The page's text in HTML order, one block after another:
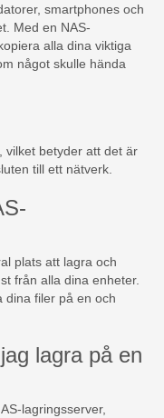
smartphones och
Med en NAS-
alla dina viktiga
något skulle hända
vilket betyder att det är
till ett nätverk.
plats att lagra och
från alla dina enheter.
dina filer på en och
lagra på en
lagringsserver,